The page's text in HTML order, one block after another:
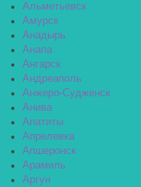
Альметьевск
Амурск
Анадырь
Анапа
Ангарск
Андреаполь
Анжеро-Судженск
Анива
Апатиты
Апрелевка
Апшеронск
Арамиль
Аргун